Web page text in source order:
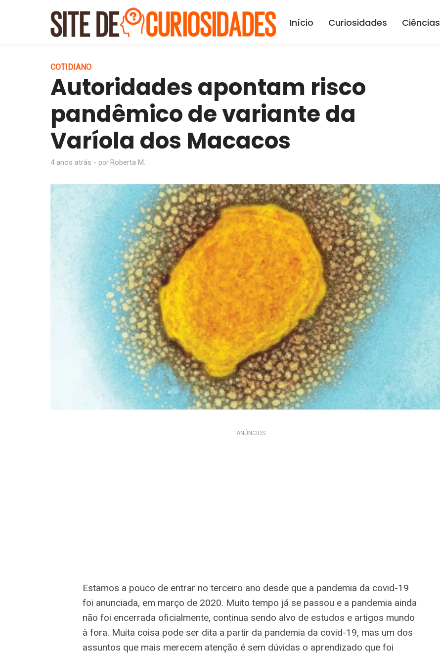
Início Curiosidades Ciências
COTIDIANO
Autoridades apontam risco
pandêmico de variante da
Varíola dos Macacos
4 anos atrás porRoberta M.
ANÚNCIOS
Estamos a pouco de entrar no terceiro ano desde que a pandemia da covid-19
foi anunciada, em março de 2020. Muito tempo já se passou e a pandemia ainda
não foi encerrada oficialmente, continua sendo alvo de estudos e artigos mundo
à fora. Muita coisa pode ser dita a partir da pandemia da covid-19, mas um dos
assuntos que mais merecem atenção é sem dúvidas o aprendizado que foi